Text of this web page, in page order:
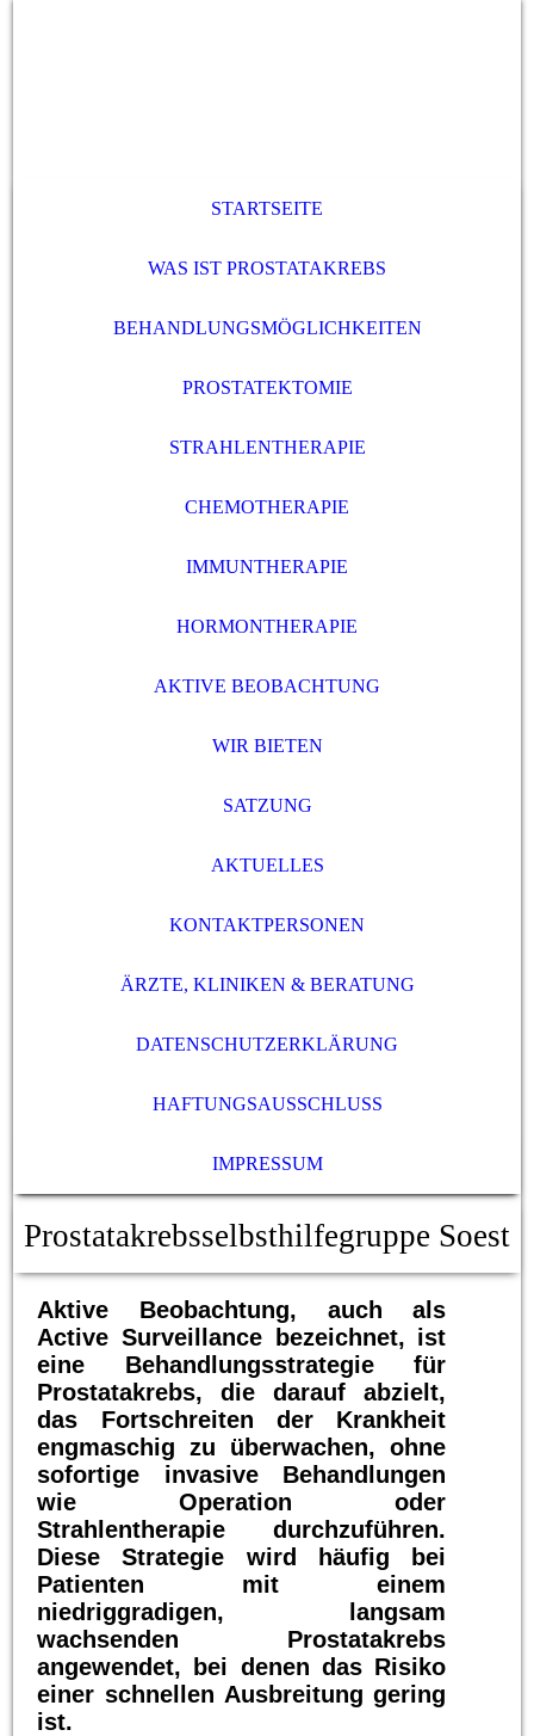
STARTSEITE
WAS IST PROSTATAKREBS
BEHANDLUNGSMÖGLICHKEITEN
PROSTATEKTOMIE
STRAHLENTHERAPIE
CHEMOTHERAPIE
IMMUNTHERAPIE
HORMONTHERAPIE
AKTIVE BEOBACHTUNG
WIR BIETEN
SATZUNG
AKTUELLES
KONTAKTPERSONEN
ÄRZTE, KLINIKEN & BERATUNG
DATENSCHUTZERKLÄRUNG
HAFTUNGSAUSSCHLUSS
IMPRESSUM
Prostatakrebsselbsthilfegruppe Soest
Aktive Beobachtung, auch als
Active Surveillance bezeichnet, ist
eine Behandlungsstrategie für
Prostatakrebs, die darauf abzielt,
das Fortschreiten der Krankheit
engmaschig zu überwachen, ohne
sofortige invasive Behandlungen
wie Operation oder
Strahlentherapie durchzuführen.
Diese Strategie wird häufig bei
Patienten mit einem
niedriggradigen, langsam
wachsenden Prostatakrebs
angewendet, bei denen das Risiko
einer schnellen Ausbreitung gering
ist.